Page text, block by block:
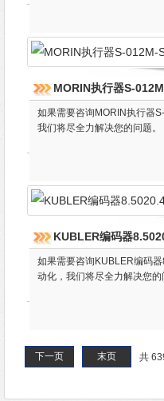
MORIN执行器S-
如果需要咨询MORIN执行器
我们将尽全力解决您的问题。
KUBLER编码器
如果需要咨询KUBLER编码
动化，我们将尽全力解决您的
共
下一页 末页